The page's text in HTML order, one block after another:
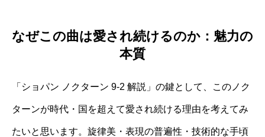
なぜこの曲は愛され続けるのか：魅力の
本質
「ショパン ノクターン 9-2 解説」の鍵として、このノク
ターンが時代・国を超えて愛され続ける理由を考えてみ
たいと思います。旋律美・表現の普遍性・技術的な手頃